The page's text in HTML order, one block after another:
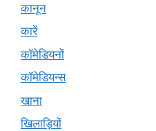
कानून
कारें
कॉमेडियनों
कॉमेडियन्स
खाना
खिलाड़ियों